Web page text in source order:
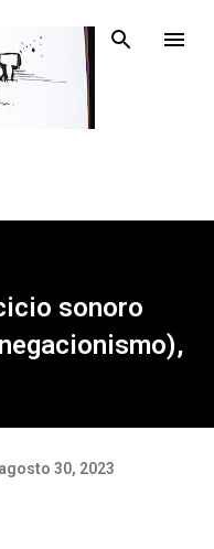
sonoro
agosto 30, 2023